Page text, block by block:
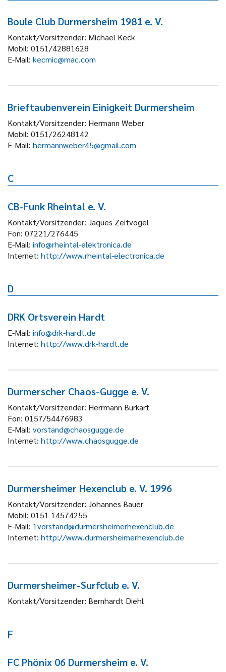
Boule Club Durmersheim 1981 e. V.
Kontakt/Vorsitzender: Michael Keck
Mobil: 0151/42881628
E-Mail: kecmic@mac.com
Brieftaubenverein Einigkeit Durmersheim
Kontakt/Vorsitzender: Hermann Weber
Mobil: 0151/26248142
E-Mail: hermannweber45@gmail.com
C
CB-Funk Rheintal e. V.
Kontakt/Vorsitzender: Jaques Zeitvogel
Fon: 07221/276445
E-Mail: info@rheintal-elektronica.de
Internet: http://www.rheintal-electronica.de
D
DRK Ortsverein Hardt
E-Mail: info@drk-hardt.de
Internet: http://www.drk-hardt.de
Durmerscher Chaos-Gugge e. V.
Kontakt/Vorsitzender: Herrmann Burkart
Fon: 0157/54476983
E-Mail: vorstand@chaosgugge.de
Internet: http://www.chaosgugge.de
Durmersheimer Hexenclub e. V. 1996
Kontakt/Vorsitzender: Johannes Bauer
Mobil: 0151 14574255
E-Mail: 1vorstand@durmersheimerhexenclub.de
Internet: http://www.durmersheimerhexenclub.de
Durmersheimer-Surfclub e. V.
Kontakt/Vorsitzender: Bernhardt Diehl
F
FC Phönix 06 Durmersheim e. V.